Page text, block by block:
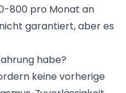
800 pro Monat an
garantiert, aber es
habe?
keine vorherige